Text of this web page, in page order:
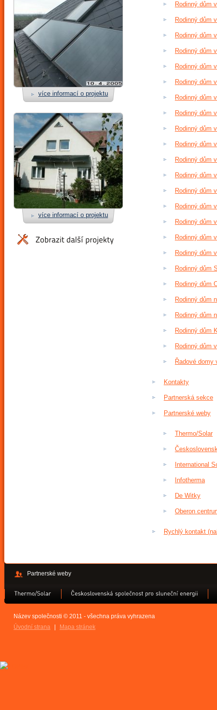
více informací o projektu
více informací o projektu
Rodinný dům
Rodinný dům
Rodinný dům
Rodinný dům
Rodinný dům
Rodinný dům
Rodinný dům
Rodinný dům
Rodinný dům
Rodinný dům
Rodinný dům
Rodinný dům
Rodinný dům
Rodinný dům
Rodinný dům
Rodinný dům
Rodinný dům
Rodinný dům
Rodinný dům
Rodinný dům
Rodinný dům
Rodinný dům
Rodinný dům
Řadové
Kontakty
Partnerská sekce
Partnerské weby
Thermo/Solar
International
Infotherma
De Witky
Oberon
Rychlý kontakt
Partnerské weby
Název společnosti © 2011 - všechna práva vyhrazena
Úvodní strana
Mapa stránek